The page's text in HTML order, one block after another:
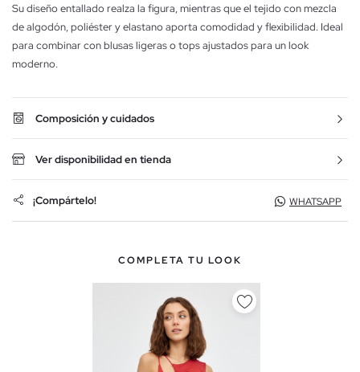
Su diseño entallado realza la figura, mientras que el tejido con mezcla
de algodón, poliéster y elastano aporta comodidad y flexibilidad. Ideal
para combinar con blusas ligeras o tops ajustados para un look
moderno.
Composición y cuidados
Ver disponibilidad en tienda
¡Compártelo! WHATSAPP
COMPLETA TU LOOK